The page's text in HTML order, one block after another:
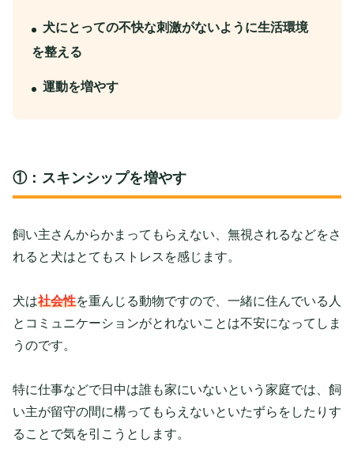
犬にとっての不快な刺激がないように生活環境
を整える
運動を増やす
①：スキンシップを増やす
飼い主さんからかまってもらえない、無視されるなどをさ
れると犬はとてもストレスを感じます。
犬は社会性を重んじる動物ですので、一緒に住んでいる人
とコミュニケーションがとれないことは不安になってしま
うのです。
特に仕事などで日中は誰も家にいないという家庭では、飼
い主が留守の間に構ってもらえないといたずらをしたりす
ることで気を引こうとします。